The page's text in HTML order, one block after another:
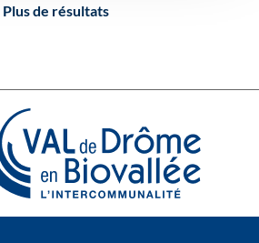
Plus de résultats